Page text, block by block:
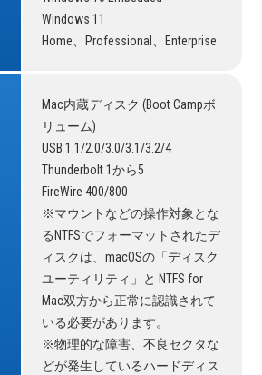
Windows 11
Home、Professional、Enterprise
Mac内蔵ディスク (Boot Campボ
リューム)
USB 1.1/2.0/3.0/3.1/3.2/4
Thunderbolt 1から5
FireWire 400/800
※マウントなどの操作対象とな
るNTFSでフォーマットされたデ
ィスクは、macOSの「ディスク
ユーティリティ」と NTFS for
Mac双方から正常に認識されて
いる必要があります。
※物理的な障害、不良セクタな
どが発生しているハードディス